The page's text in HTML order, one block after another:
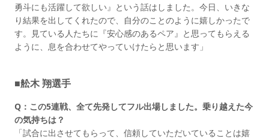
勇斗にも活躍して欲しい』という話はしました。今日、いきな
り結果を出してくれたので、自分のことのように嬉しかったで
す。見ている人たちに『安心感のあるペア』と思ってもらえる
ように、息を合わせてやっていけたらと思います」
■舩木 翔選手
Q：この5連戦、全て先発してフル出場しました。乗り越えた今
の気持ちは？
「試合に出させてもらって、信頼していただいていることは嬉